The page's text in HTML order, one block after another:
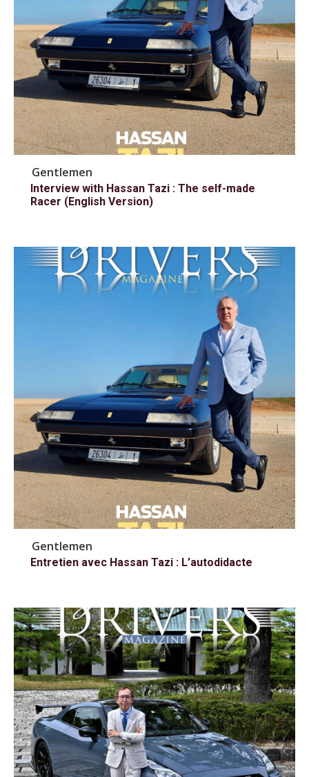
Gentlemen
Interview with Hassan Tazi : The self-made
Racer (English Version)
Gentlemen
Entretien avec Hassan Tazi : L’autodidacte